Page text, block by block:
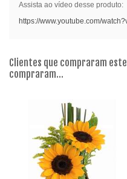
Assista ao vídeo desse produto:
https://www.youtube.com/
Clientes que compraram
compraram...